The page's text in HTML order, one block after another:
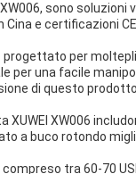
sono
Cina e certificazioni
per
per una facile
di questo
XW006
a buco rotondo
tra 60-70